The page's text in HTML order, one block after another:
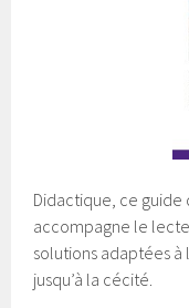
Didactique, ce
accompagne le
solutions adaptées
jusqu’à la cécité.